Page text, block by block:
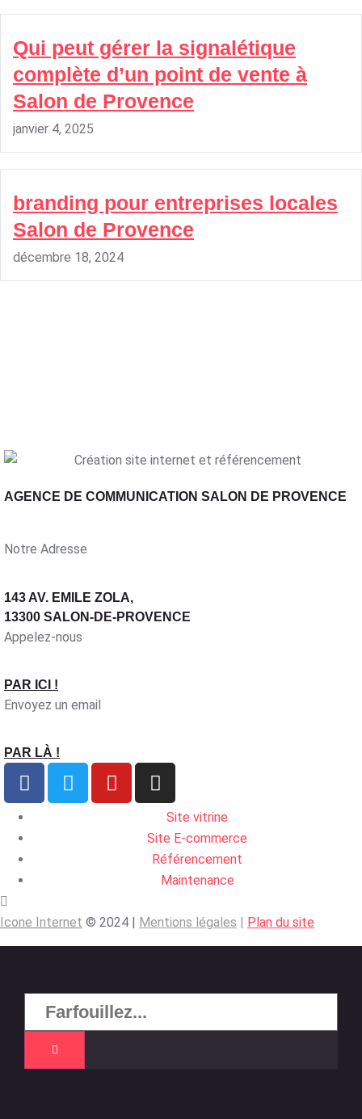
Qui peut gérer la signalétique
complète d’un point de vente à
Salon de Provence
janvier 4, 2025
branding pour entreprises locales
Salon de Provence
décembre 18, 2024
AGENCE DE COMMUNICATION SALON DE PROVENCE
Notre Adresse
143 AV. EMILE ZOLA,
13300 SALON-DE-PROVENCE
Appelez-nous
PAR ICI !
Envoyez un email
PAR LÀ !
Site vitrine
Site E-commerce
Référencement
Maintenance
Icone Internet © 2024 | Mentions légales Plan du site